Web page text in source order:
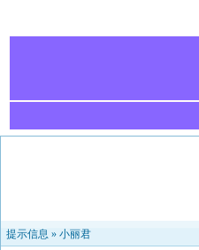
提示信息 » 小丽君